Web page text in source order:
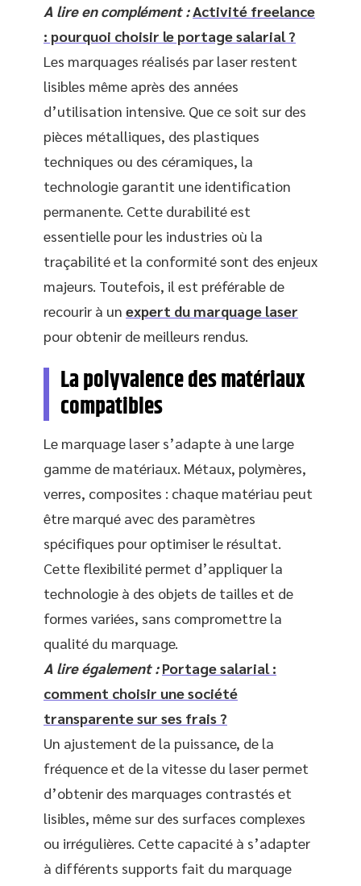
A lire en complément :Activité freelance
: pourquoi choisir le portage salarial ?
Les marquages réalisés par laser restent
lisibles même après des années
d’utilisation intensive. Que ce soit sur des
pièces métalliques, des plastiques
techniques ou des céramiques, la
technologie garantit une identification
permanente. Cette durabilité est
essentielle pour les industries où la
traçabilité et la conformité sont des enjeux
majeurs. Toutefois, il est préférable de
recourir à un expert du marquage laser
pour obtenir de meilleurs rendus.
La polyvalence des matériaux
compatibles
Le marquage laser s’adapte à une large
gamme de matériaux. Métaux, polymères,
verres, composites : chaque matériau peut
être marqué avec des paramètres
spécifiques pour optimiser le résultat.
Cette flexibilité permet d’appliquer la
technologie à des objets de tailles et de
formes variées, sans compromettre la
qualité du marquage.
A lire également : Portage salarial :
comment choisir une société
transparente sur ses frais ?
Un ajustement de la puissance, de la
fréquence et de la vitesse du laser permet
d’obtenir des marquages contrastés et
lisibles, même sur des surfaces complexes
ou irrégulières. Cette capacité à s’adapter
à différents supports fait du marquage